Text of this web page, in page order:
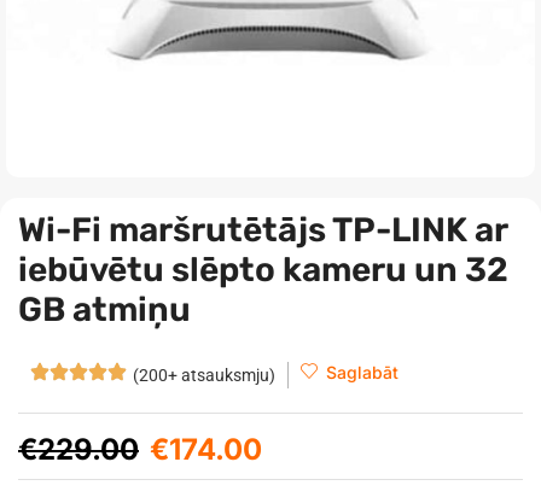
Wi-Fi maršrutētājs TP-LINK ar
iebūvētu slēpto kameru un 32
GB atmiņu
(200+ atsauksmju) Saglabāt
€229.00 €174.00